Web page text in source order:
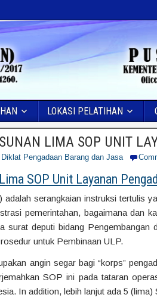
LOKASI PELATIHAN
LIMA SOP UNIT
Pengadaan Barang dan Jasa
SOP Unit Layanan
serangkaian instruksi tertulis
pemerintahan, bagaimana dan
surat deputi bidang
untuk Pembinaan ULP.
angin segar bagi “korps”
SOP ini pada tataran
In addition, lebih lanjut ada 5 (lima)